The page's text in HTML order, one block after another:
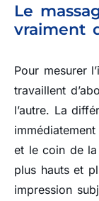
Le
vraiment
Pour mesurer
travaillent
l’autre. La
et le coin de
plus hauts et
impression